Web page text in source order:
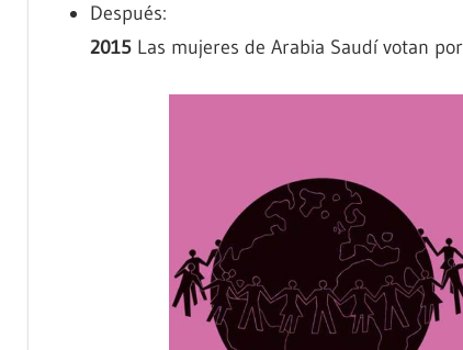
Después:
2015 Las mujeres de Arabia Saudí votan